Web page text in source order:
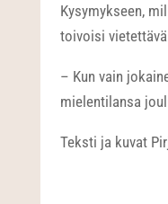
Kysymykseen,
toivoisi
– Kun vain
mielentilansa
Teksti ja kuvat